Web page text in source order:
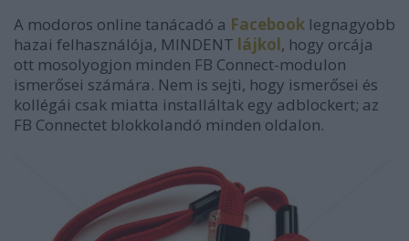
A modoros online tanácadó a Facebook legnagyobb
hazai felhasználója, MINDENT lájkol, hogy orcája
ott mosolyogjon minden FB Connect-modulon
ismerősei számára. Nem is sejti, hogy ismerősei és
kollégái csak miatta installáltak egy adblockert; az
FB Connectet blokkolandó minden oldalon.